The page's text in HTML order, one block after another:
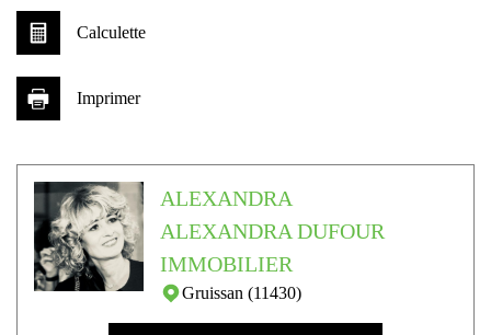
Bibliothèque
Mairie
Calculette
Imprimer
ALEXANDRA
ALEXANDRA DUFOUR
IMMOBILIER
Gruissan (11430)